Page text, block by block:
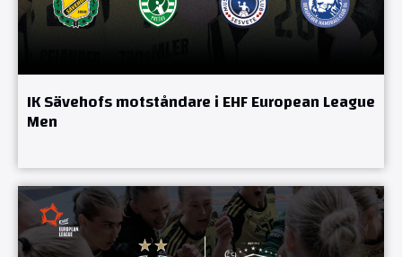
IK Sävehofs motståndare i EHF European League
Men